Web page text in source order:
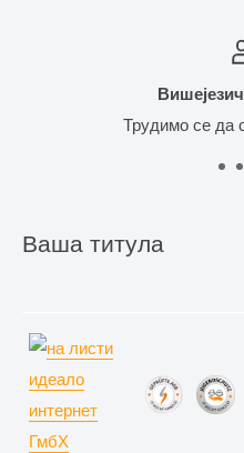
Трудимо се да
Ваша титула